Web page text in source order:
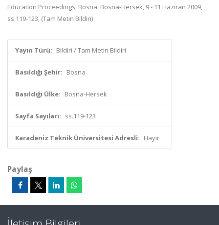
Education Proceedings, Bosna, Bosna-Hersek, 9 - 11 Haziran 2009,
ss.119-123, (Tam Metin Bildiri)
Yayın Türü: Bildiri / Tam Metin Bildiri
Basıldığı Şehir: Bosna
Basıldığı Ülke: Bosna-Hersek
Sayfa Sayıları: ss.119-123
Karadeniz Teknik Üniversitesi Adresli: Hayır
Paylaş